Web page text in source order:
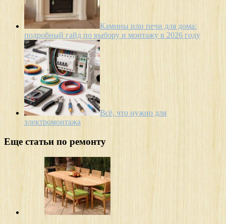
Камины или печи для дома:
подробный гайд по выбору и монтажу в 2026 году
Всё, что нужно для
электромонтажа
Еще статьи по ремонту